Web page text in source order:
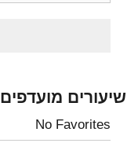
שיעורים מועדפים
No Favorites